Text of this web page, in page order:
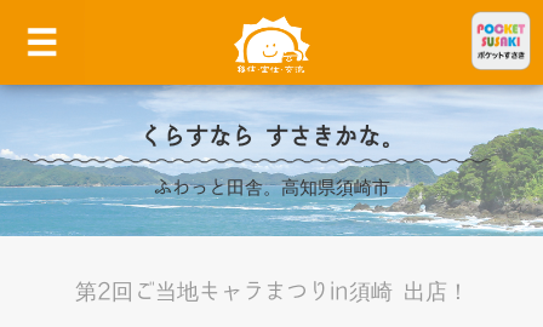
くらすなら すさきかな。
ふわっと田舎。高知県須崎市
第2回ご当地キャラまつりin須崎 出店！